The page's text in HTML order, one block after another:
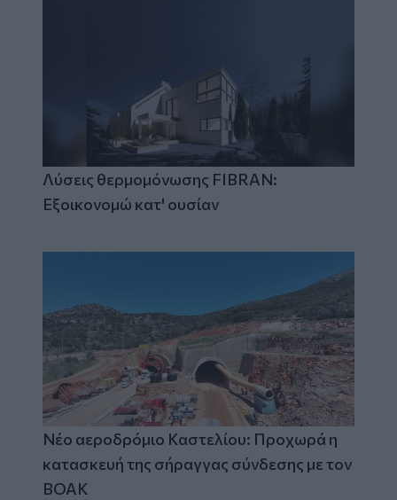
Λύσεις θερμομόνωσης FIBRAN:
Εξοικονομώ κατ' ουσίαν
Νέο αεροδρόμιο Καστελίου: Προχωρά η
κατασκευή της σήραγγας σύνδεσης με τον
ΒΟΑΚ